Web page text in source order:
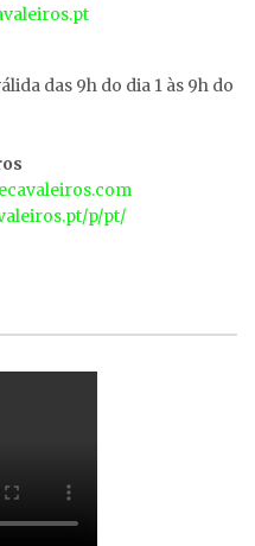
das 9h do dia 1 às 9h do
p/pt/